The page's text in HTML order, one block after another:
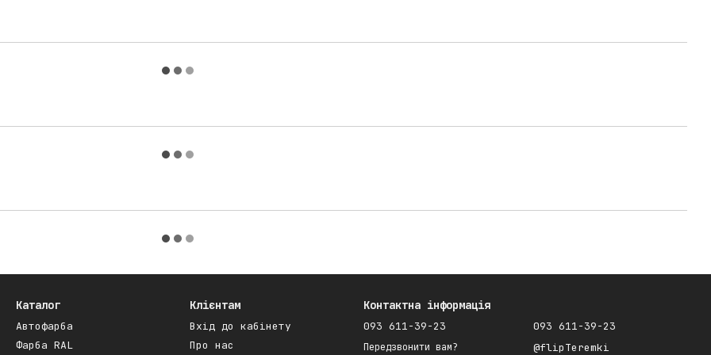
Каталог
Автофарба
Фарба RAL
Клієнтам
Вхід до кабінету
Про нас
Контактна інформація
093 611-39-23
Передзвонити вам?
093 611-39-23
@flipTeremki